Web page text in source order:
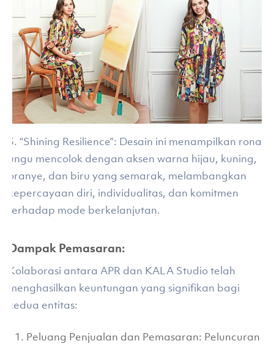
3. “Shining Resilience”: Desain ini menampilkan rona
ungu mencolok dengan aksen warna hijau, kuning,
oranye, dan biru yang semarak, melambangkan
kepercayaan diri, individualitas, dan komitmen
terhadap mode berkelanjutan.
Dampak Pemasaran:
Kolaborasi antara APR dan KALA Studio telah
menghasilkan keuntungan yang signifikan bagi
kedua entitas:
Peluang Penjualan dan Pemasaran: Peluncuran